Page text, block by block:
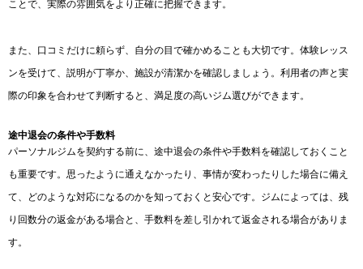
ことで、実際の雰囲気をより正確に把握できます。
また、口コミだけに頼らず、自分の目で確かめることも大切です。体験レッス
ンを受けて、説明が丁寧か、施設が清潔かを確認しましょう。利用者の声と実
際の印象を合わせて判断すると、満足度の高いジム選びができます。
途中退会の条件や手数料
パーソナルジムを契約する前に、途中退会の条件や手数料を確認しておくこと
も重要です。思ったように通えなかったり、事情が変わったりした場合に備え
て、どのような対応になるのかを知っておくと安心です。ジムによっては、残
り回数分の返金がある場合と、手数料を差し引かれて返金される場合がありま
す。